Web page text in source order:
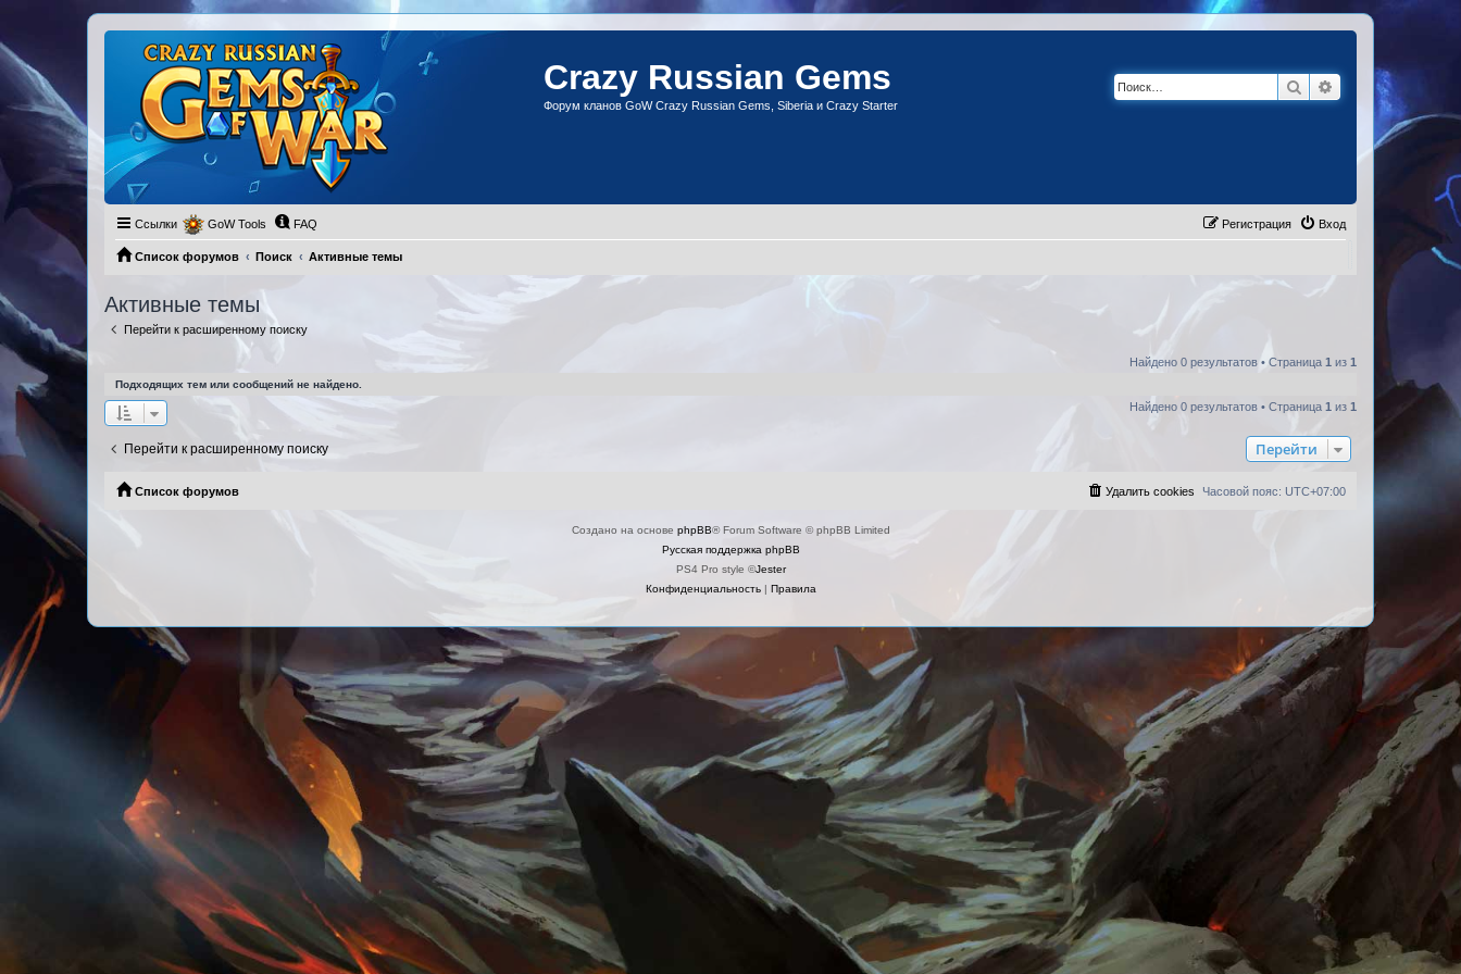
Crazy Russian Gems
Форум кланов GoW Crazy Russian Gems, Siberia и Crazy Starter
Поиск Расширенный
Ссылки GoW Tools FAQ Вход
Регистрация
Список форумов Поиск Активные темы
Активные темы
Перейти к расширенному поиску
Найдено 0 результатов • Страница 1 из 1
Подходящих тем или сообщений не найдено.
Найдено 0 результатов • Страница 1 из 1
Перейти к расширенному поиску Перейти
Список форумов Часовой пояс: UTC+07:00
Удалить cookies
Создано на основе phpBB® Forum Software © phpBB Limited
Русская поддержка phpBB
PS4 Pro style ©Jester
Конфиденциальность| Правила